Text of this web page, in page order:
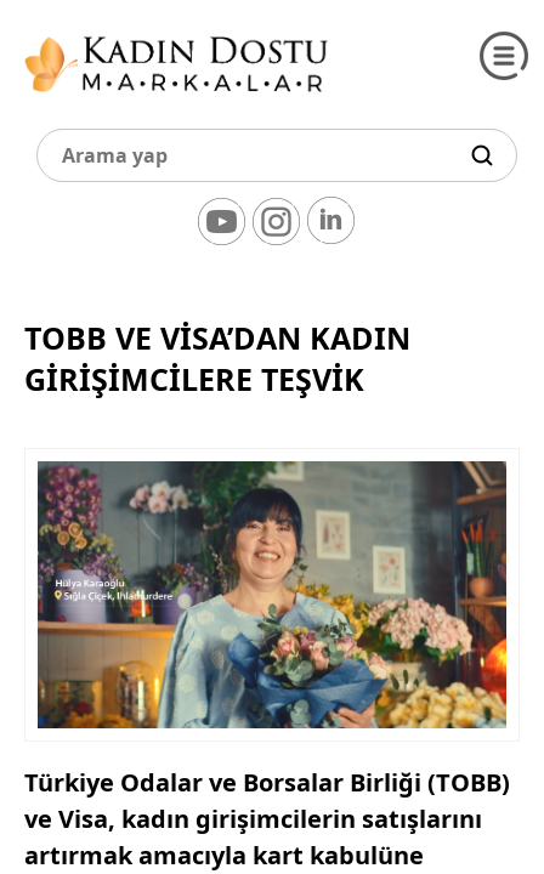
TOBB VE VİSA’DAN KADIN
GİRİŞİMCİLERE TEŞVİK
Türkiye Odalar ve Borsalar Birliği (TOBB)
ve Visa, kadın girişimcilerin satışlarını
artırmak amacıyla kart kabulüne